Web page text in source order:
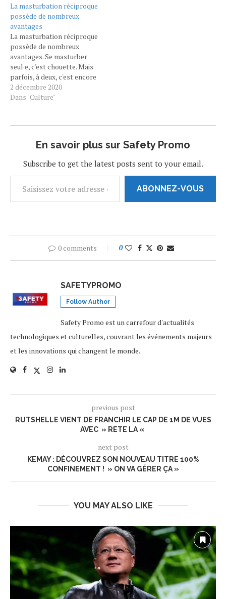
La masturbation réciproque
possède de nombreux
avantages
La masturbation réciproque
possède de nombreux
avantages. Se masturber
seul·e, c'est chouette. Mais
parfois, à deux, c'est encore
mieux. La masturbation
réciproque possède de
apprendre à connaître le
le plaisir. Voici toutes les
masturbation à…
2 décembre 2020
Dans "Culture"
En savoir plus sur Safety Promo
Subscribe to get the latest posts sent to your email.
ABONNEZ-VOUS
0 comments 0
SAFETYPROMO
Follow Author
Safety Promo est un carrefour d'actualités
technologiques et culturelles, couvrant les événements majeurs
et les innovations qui changent le monde.
previous post
RUTSHELLE VIENT DE FRANCHIR LE CAP DE 1M DE VUES
AVEC » RETE LA «
next post
KEMAY : DÉCOUVREZ SON NOUVEAU TITRE 100%
CONFINEMENT ! » ON VA GÉRER ÇA »
YOU MAY ALSO LIKE